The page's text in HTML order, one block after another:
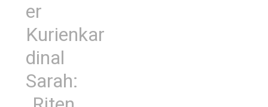
er
Kurienkar
dinal
Sarah: